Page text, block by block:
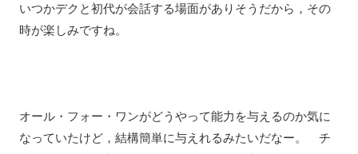
いつかデクと初代が会話する場面がありそうだから，その
時が楽しみですね。
オール・フォー・ワンがどうやって能力を与えるのか気に
なっていたけど，結構簡単に与えれるみたいだなー。 チ